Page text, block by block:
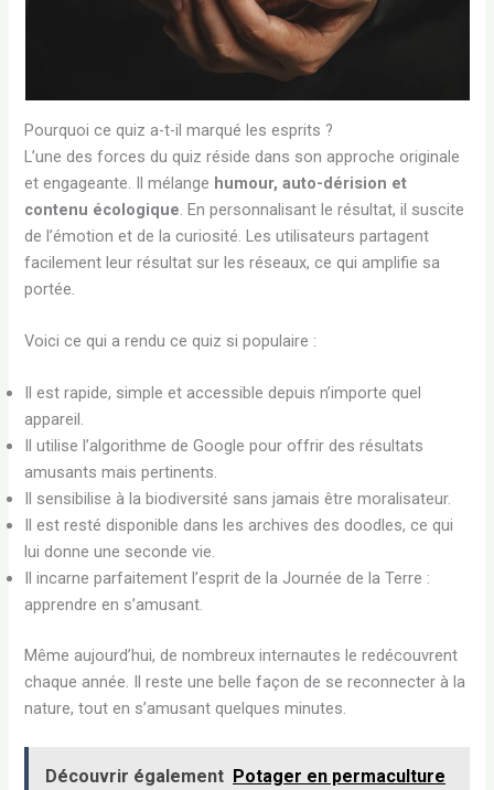
Pourquoi ce quiz a-t-il marqué les esprits ?
L’une des forces du quiz réside dans son approche originale
et engageante. Il mélange humour, auto-dérision et
contenu écologique . En personnalisant le résultat, il suscite
de l’émotion et de la curiosité. Les utilisateurs partagent
facilement leur résultat sur les réseaux, ce qui amplifie sa
portée.
Voici ce qui a rendu ce quiz si populaire :
Il est rapide, simple et accessible depuis n’importe quel
appareil.
Il utilise l’algorithme de Google pour offrir des résultats
amusants mais pertinents.
Il sensibilise à la biodiversité sans jamais être moralisateur.
Il est resté disponible dans les archives des doodles, ce qui
lui donne une seconde vie.
Il incarne parfaitement l’esprit de la Journée de la Terre :
apprendre en s’amusant.
Même aujourd’hui, de nombreux internautes le redécouvrent
chaque année. Il reste une belle façon de se reconnecter à la
nature, tout en s’amusant quelques minutes.
Découvrir également Potager en permaculture